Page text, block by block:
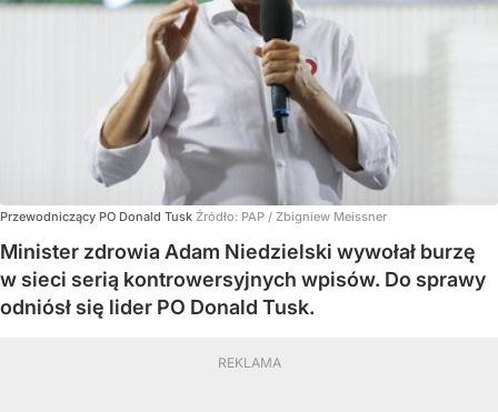
Przewodniczący PO Donald Tusk Źródło: PAP / Zbigniew Meissner
Minister zdrowia Adam Niedzielski wywołał burzę
w sieci serią kontrowersyjnych wpisów. Do sprawy
odniósł się lider PO Donald Tusk.